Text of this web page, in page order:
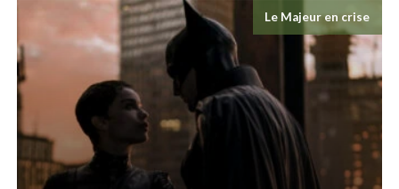
Le Majeur en crise